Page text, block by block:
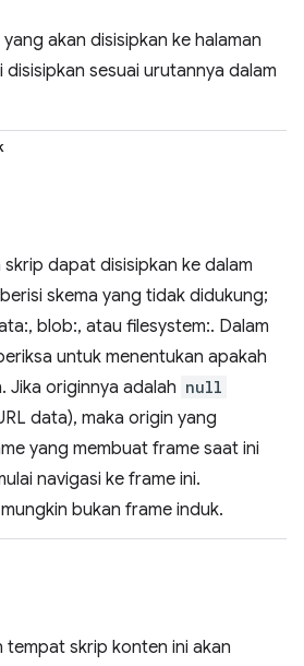
akan disisipkan ke halaman
sesuai urutannya dalam
dapat disisipkan ke dalam
skema yang tidak didukung;
blob:, atau filesystem:. Dalam
untuk menentukan apakah
Jika originnya adalah null
data), maka origin yang
yang membuat frame saat ini
navigasi ke frame ini.
bukan frame induk.
tempat skrip konten ini akan